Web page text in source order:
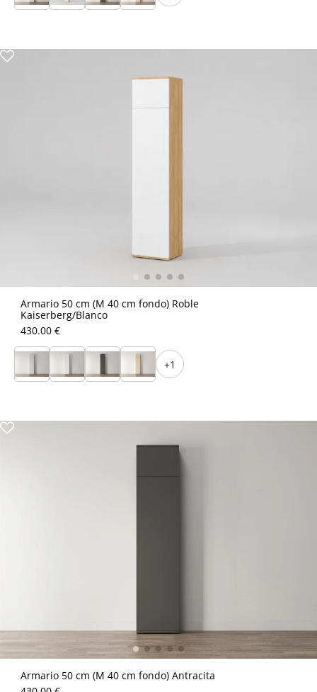
Armario 50 cm (M 40 cm fondo) Roble
Kaiserberg/Blanco
430.00 €
+1
Armario 50 cm (M 40 cm fondo) Antracita